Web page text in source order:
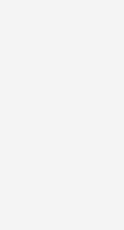
eines klar auf der Hand: Diese
des Wohnungsmarktes diametral
nicht weniger Wohnungsbau. Die
Grund 400 000 Wohnungen pro
Diese Wohnungen bereitzustellen,
in Deutschland.“
schnell wirkende
so Pakleppa sofortige
, Bau- und Immobilienwirtschaft
Anteil an der
Nur mit schnell wirkenden
dass sich der
durchschlägt. Wir haben in
der Baubedarfe im
bei der Klima- und Energiewende